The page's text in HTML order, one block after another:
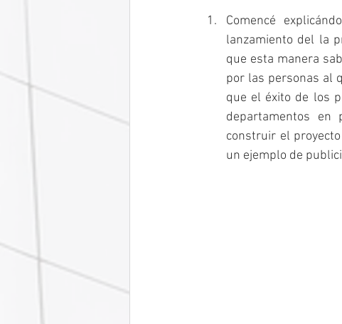
Comencé
lanzamiento del la
que esta manera
por las personas al
que el éxito de los
departamentos en
construir el
un ejemplo de